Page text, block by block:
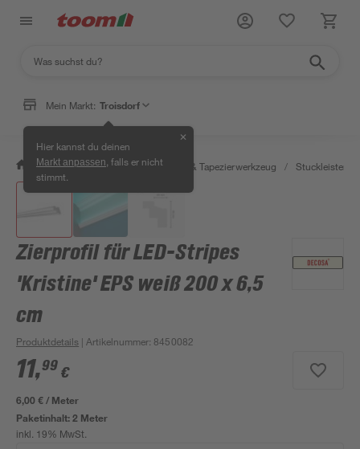
Mein Markt: Troisdorf
Hier kannst du deinen
Markt anpassen , falls er nicht
stimmt.
✕
/ Wohnen & Haushalt / Tapeten & Tapezierwerkzeug / Stuckleisten,
Zierprofil für LED-Stripes
'Kristine' EPS weiß 200 x 6,5
cm
Produktdetails | Artikelnummer: 8450082
11,99 €
6,00 € / Meter
Paketinhalt:2 Meter
inkl. 19% MwSt.